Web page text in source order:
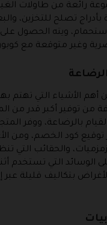
رائعة من طاولات
بأدراج تصلح للتخزين،
ويته الحصول
وغير متوقعة مع
أهم الأشياء التي تهتم
من توفير أكبر قدر من
بالرضاعة، ووفر
توقيع كود الخصم، ومن
والحقائب التي
الوسائد التي تستخدم
بتكاليف قليلة عبر